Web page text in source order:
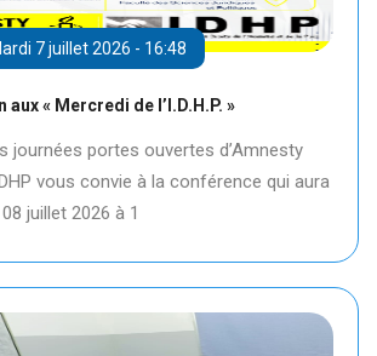
7 juillet 2026 - 16:48
aux « Mercredi de l’I.D.H.P. »
journées portes ouvertes d’Amnesty
vous convie à la conférence qui aura
juillet 2026 à 1